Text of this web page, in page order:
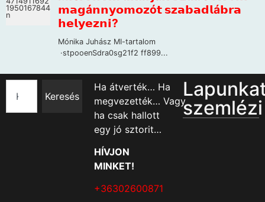
Keresés
Ha átverték… Ha
megvezették… Vagy
ha csak hallott
egy jó sztorit…
HÍVJON
MINKET!
+36302600871
szemlézi